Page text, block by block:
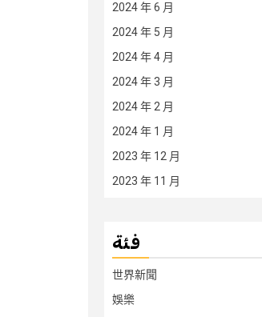
2024 年 6 月
2024 年 5 月
2024 年 4 月
2024 年 3 月
2024 年 2 月
2024 年 1 月
2023 年 12 月
2023 年 11 月
فئة
世界新聞
娛樂